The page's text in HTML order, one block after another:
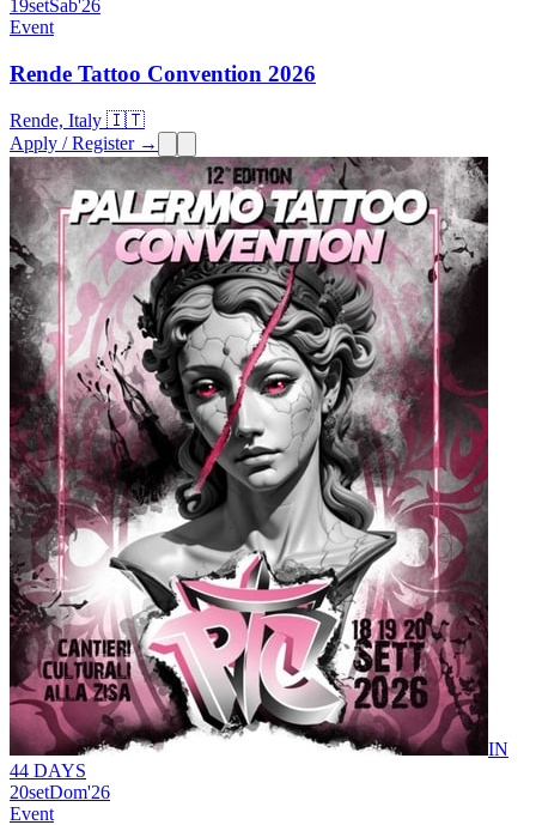
19setSab'26
Event
Rende Tattoo Convention 2026
Rende, Italy 🇮🇹
Apply / Register →
IN
44 DAYS
20setDom'26
Event